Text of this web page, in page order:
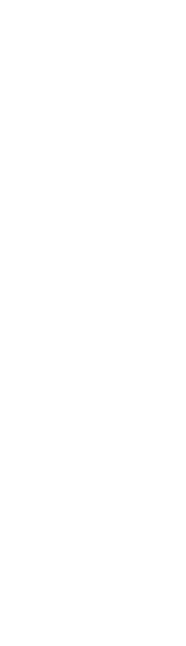
našim kompletním
střediscích v České